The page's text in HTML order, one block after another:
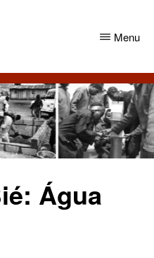
Menu
Água